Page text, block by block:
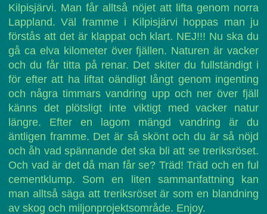
Kilpisjärvi. Man får alltså nöjet att lifta genom norra
Lappland. Väl framme i Kilpisjärvi hoppas man ju
förstås att det är klappat och klart. NEJ!!! Nu ska du
gå ca elva kilometer över fjällen. Naturen är vacker
och du får titta på renar. Det skiter du fullständigt i
för efter att ha liftat oändligt långt genom ingenting
och några timmars vandring upp och ner över fjäll
känns det plötsligt inte viktigt med vacker natur
längre. Efter en lagom mängd vandring är du
äntligen framme. Det är så skönt och du är så nöjd
och åh vad spännande det ska bli att se treriksröset.
Och vad är det då man får se? Träd! Träd och en ful
cementklump. Som en liten sammanfattning kan
man alltså säga att treriksröset är som en blandning
av skog och miljonprojektsområde. Enjoy.